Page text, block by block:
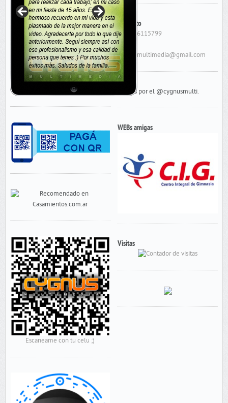
Escaneame con tu celu ;)
Contacto
Cel: 156115799
E-Mail:
cygnusmultimedia@gmail.com
Tweets por el @cygnusmulti.
WEBs amigas
Visitas